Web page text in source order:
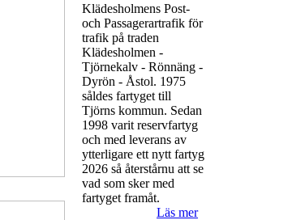
Klädesholmens Post-
och Passagerartrafik för
trafik på traden
Klädesholmen -
Tjörnekalv - Rönnäng -
Dyrön - Åstol. 1975
såldes fartyget till
Tjörns kommun. Sedan
1998 varit reservfartyg
och med leverans av
ytterligare ett nytt fartyg
2026 så återstårnu att se
vad som sker med
fartyget framåt.
Läs mer